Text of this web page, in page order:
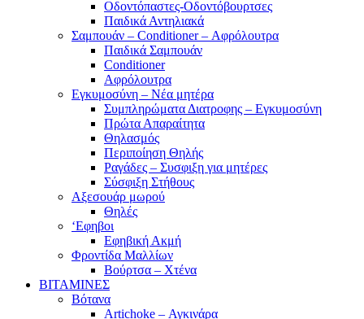
Οδοντόπαστες-Οδοντόβουρτσες
Παιδικά Αντηλιακά
Σαμπουάν – Conditioner – Αφρόλουτρα
Παιδικά Σαμπουάν
Conditioner
Αφρόλουτρα
Εγκυμοσύνη – Νέα μητέρα
Συμπληρώματα Διατροφης – Εγκυμοσύνη
Πρώτα Απαραίτητα
Θηλασμός
Περιποίηση Θηλής
Ραγάδες – Συσφιξη για μητέρες
Σύσφιξη Στήθους
Αξεσουάρ μωρού
Θηλές
‘Εφηβοι
Εφηβική Ακμή
Φροντίδα Μαλλίων
Βούρτσα – Χτένα
ΒΙΤΑΜΙΝΕΣ
Βότανα
Artichoke – Αγκινάρα